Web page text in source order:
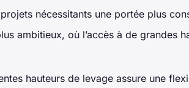
nécessitants une portée plus
ambitieux, où l’accès à de grandes
hauteurs de levage assure une